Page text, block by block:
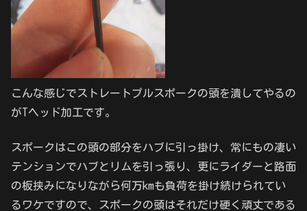
こんな感じでストレートプルスポークの頭を潰してやるの
がTヘッド加工です。
スポークはこの頭の部分をハブに引っ掛け、常にもの凄い
テンションでハブとリムを引っ張り、更にライダーと路面
の板挟みになりながら何万kmも負荷を掛け続けられてい
るワケですので、スポークの頭はそれだけ硬く頑丈である